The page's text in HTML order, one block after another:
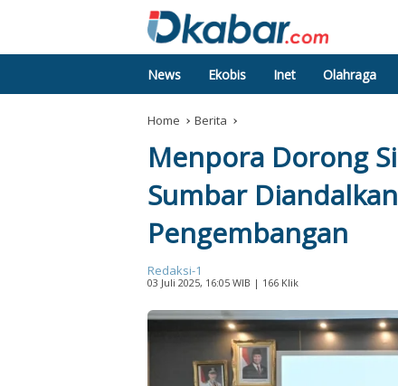
News Ekobis Inet Olahraga
Home Berita
Menpora Dorong
Sumbar
Pengembangan
Redaksi-1
03 Juli 2025, 16:05 WIB | 166 Klik